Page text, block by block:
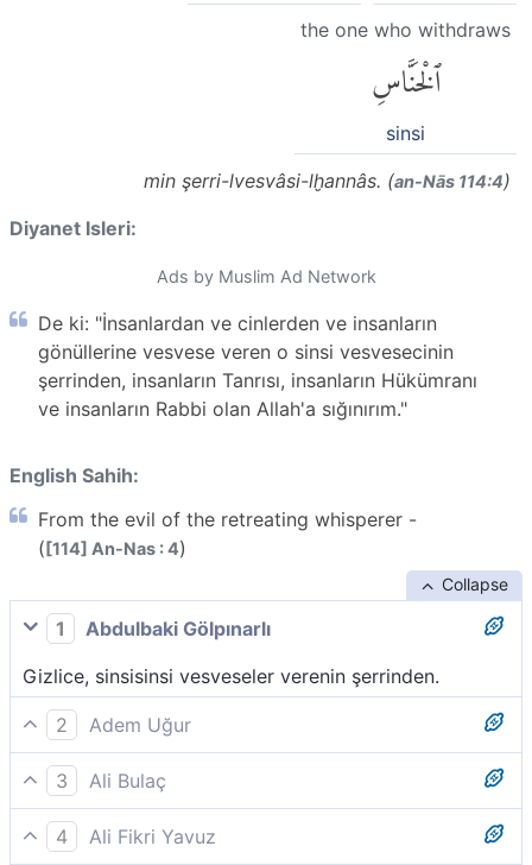
the one who withdraws
ٱلْخَنَّاسِ
sinsi
min şerri-lvesvâsi-lḫannâs. (an-Nās 114:4)
Diyanet Isleri:
Ads by Muslim Ad Network
De ki: "İnsanlardan ve cinlerden ve insanların
gönüllerine vesvese veren o sinsi vesvesecinin
şerrinden, insanların Tanrısı, insanların Hükümranı
ve insanların Rabbi olan Allah'a sığınırım."
English Sahih:
From the evil of the retreating whisperer -
([114] An-Nas : 4)
Collapse
1
Abdulbaki Gölpınarlı
Gizlice, sinsisinsi vesveseler verenin şerrinden.
2
Adem Uğur
O sinsi vesvesenin şerrinden,
3
Ali Bulaç
'Sinsice, kalplere vesvese ve şüphe düşürüp duran'
vesvesecinin şerrinden.
4
Ali Fikri Yavuz